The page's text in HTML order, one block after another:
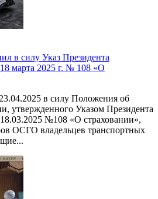
в силу Указ Президента
марта 2025 г. № 108 «О
в силу Положения об
утвержденного Указом Президента
№108 «О страховании»,
ОСГО владельцев транспортных